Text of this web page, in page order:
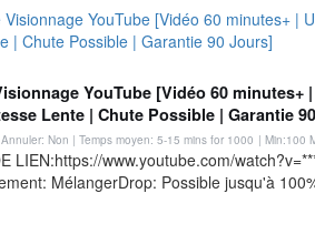
YouTube [Vidéo 60 minutes+
Lente | Chute Possible | Garantie
Non | Temps moyen: 5-15 mins for 1000 | Min:100
LIEN:https://www.youtube.com/
MélangerDrop: Possible jusqu'à